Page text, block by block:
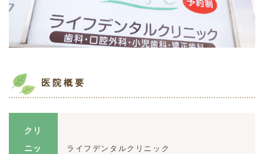
医院概要
クリ
ニッ
ライフデンタルクリニック